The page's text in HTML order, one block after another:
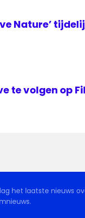
Nature’
te volgen op
het laatste nieuws